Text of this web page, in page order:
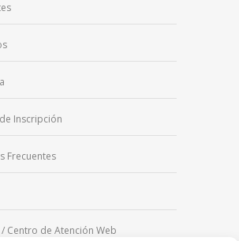
Inscripción
Frecuentes
/ Centro de Atención Web